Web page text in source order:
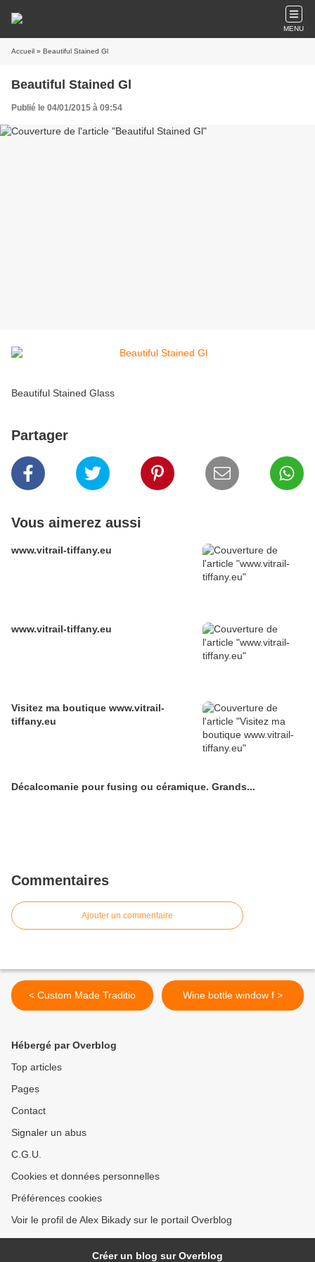
MENU
Accueil » Beautiful Stained Gl
Beautiful Stained Gl
Publié le 04/01/2015 à 09:54
Beautiful Stained Glass
Partager
Vous aimerez aussi
www.vitrail-tiffany.eu
www.vitrail-tiffany.eu
Visitez ma boutique www.vitrail-
tiffany.eu
Décalcomanie pour fusing ou céramique. Grands...
Commentaires
Ajouter un commentaire
< Custom Made Traditio Wine bottle window f >
Hébergé par Overblog
Top articles
Pages
Contact
Signaler un abus
C.G.U.
Cookies et données personnelles
Préférences cookies
Voir le profil de Alex Bikady sur le portail Overblog
Créer un blog sur Overblog